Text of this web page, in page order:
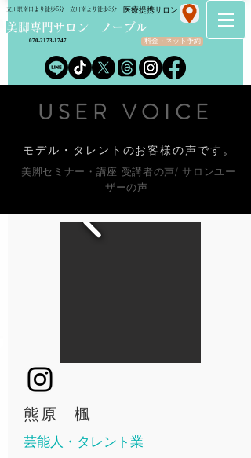
​美脚専門サロン ノーブル
立川駅南口より徒歩5分・立川南より徒歩3分
料金・ネット予約
070-2173-1747
​医療提携サロン
USER VOICE
モデル・タレントのお客様の声です。
美脚セミナー・講座 受講者の声/ サロンユー
ザーの声
​熊原 楓
芸能人・タレント業